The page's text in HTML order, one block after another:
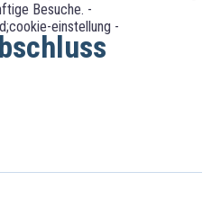
Besuche. -
einstellung -